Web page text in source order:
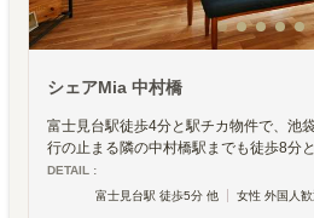
シェアMia 中村橋
富士見台駅徒歩4分と駅チカ物件で、池
行の止まる隣の中村橋駅までも徒歩8分
DETAIL :
富士見台駅 徒歩5分 他
女性 外国人歓